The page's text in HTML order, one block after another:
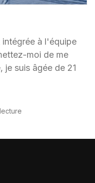
intégrée à l'équipe
moi de me
je suis âgée de 21